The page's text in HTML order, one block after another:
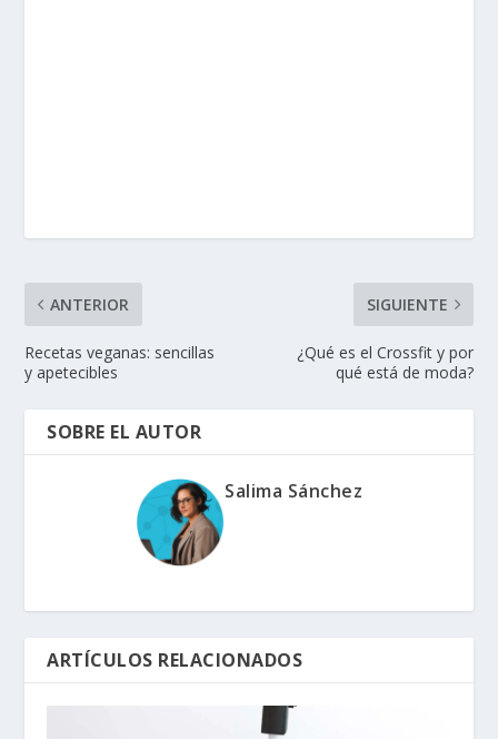
ANTERIOR
Recetas veganas: sencillas
y apetecibles
SIGUIENTE
¿Qué es el Crossfit y por
qué está de moda?
SOBRE EL AUTOR
Salima Sánchez
ARTÍCULOS RELACIONADOS